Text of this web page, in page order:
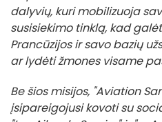
dalyvių, kuri mobilizuoja
susisiekimo tinklą, kad
Prancūzijos ir savo bazių
ar lydėti žmones visame
Be šios misijos, "Aviation
įsipareigojusi kovoti su